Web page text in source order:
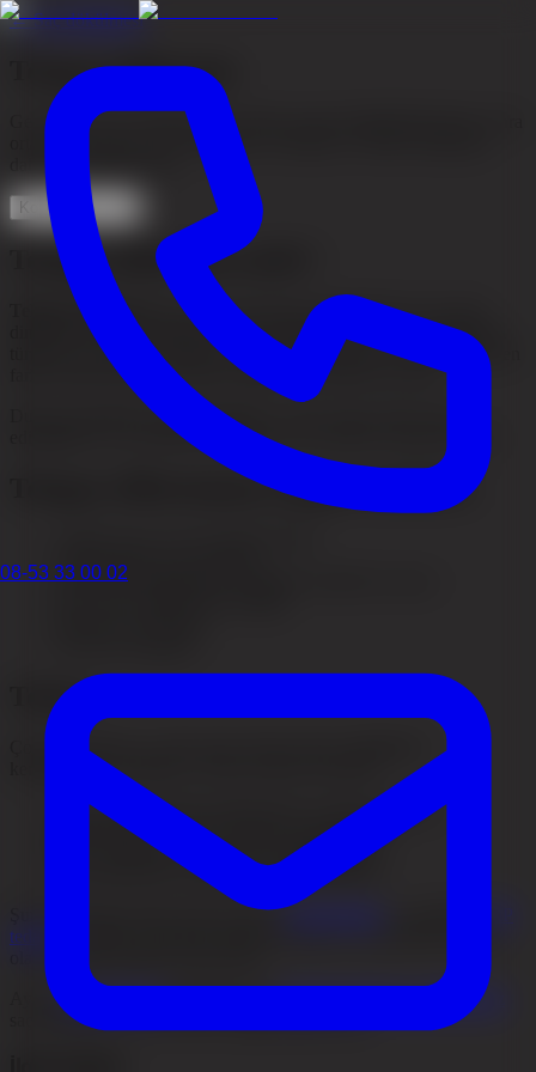
08-53 33 00 02
←Saç dökülmesi
Telogen Effluvium
Genellikle stres, hastalık veya büyük yaşam değişikliklerinden sonra
ortaya çıkan geçici saç dökülmesi. Nedenler ve tedavi hakkında
daha fazla bilgi edinin.
Konsültasyon al
Telogen effluvium nedir?
Telogen effluvium
saçın daha büyük bir bölümünün aynı anda
dinlenme evresine (telogen evresi) girdiği geçici bir saç dökülmesi
türüdür. Bu durum, belirli bir desen izleyen tipik saç dökülmesinden
farklı olarak tüm saçlı deride yaygın saç kaybına yol açar.
Durum genellikle geri dönüşlüdür ve altta yatan neden tedavi
edildiğinde veya ortadan kalktığında saç yeniden uzamaya başlar.
Telogen effluviumun yaygın nedenleri
Ağır hastalık veya ameliyat
Hormonal değişiklikler (örneğin hamilelik sonrası)
Tedavi
Çoğu durumda saç, altta yatan neden tedavi edildiğinde
kendiliğinden toparlanır. Tedavi şunları içerebilir:
Altta yatan nedenin belirlenmesi ve tedavi edilmesi
Beslenmenin ve besin alımının iyileştirilmesi
Stres yönetimi ve yaşam tarzı değişiklikleri
Saç büyümesini uyarmak için PRP tedavisi
Şunlar hakkında daha fazla okuyun: tedavilerimiz
tedavisi
Ayrıca
bizimle iletişime geçebilirsiniz
saç dökülmesi devam ederse değerlendirme için.